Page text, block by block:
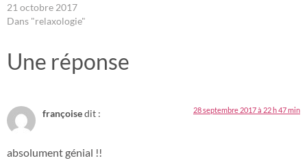
21 octobre 2017
Dans "relaxologie"
Une réponse
françoisedit : 28 septembre 2017 à 22 h 47 min
absolument génial !!